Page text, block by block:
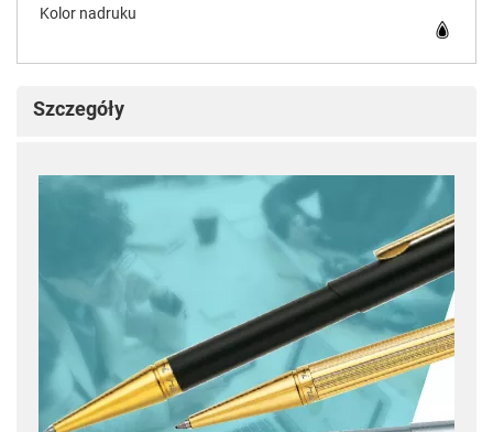
Kolor nadruku
Szczegóły